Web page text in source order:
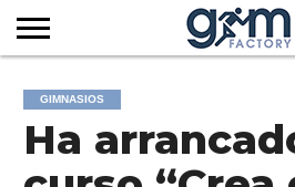
REVISTA
GYM
FACTORY
TV
CLUB
DE
SOCIOS
EMPRESAS
DEL
SECTOR
SERVICIOS
AUDIOVISUALES
MÁS
NOTICIAS
SUSCRIPCIÓN
GIMNASIOS
Ha